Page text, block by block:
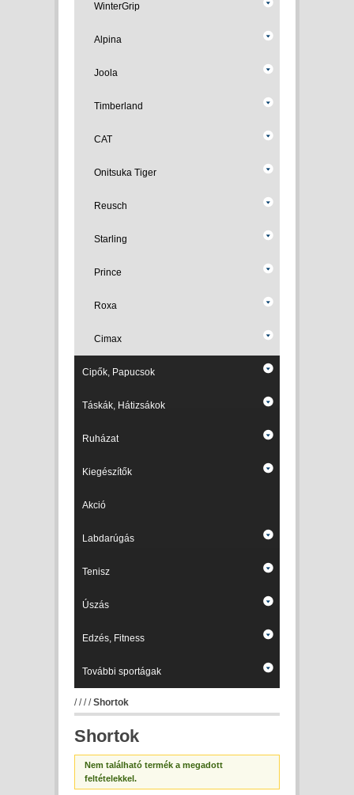
WinterGrip
Alpina
Joola
Timberland
CAT
Onitsuka Tiger
Reusch
Starling
Prince
Roxa
Cimax
Cipők, Papucsok
Táskák, Hátizsákok
Ruházat
Kiegészítők
Akció
Labdarúgás
Tenisz
Úszás
Edzés, Fitness
További sportágak
////Shortok
Shortok
Nem található termék a megadott
feltételekkel.